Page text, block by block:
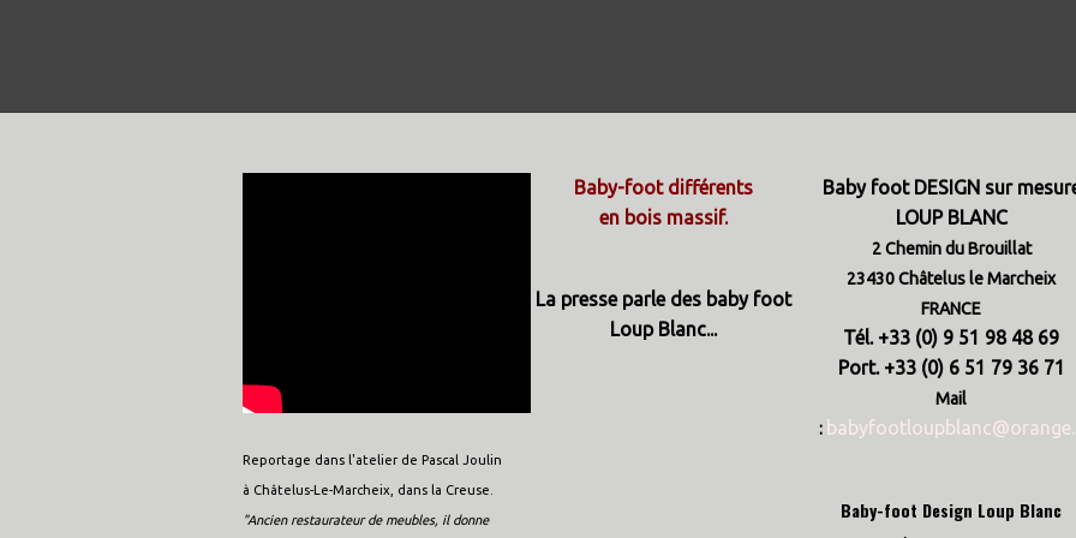
Reportage dans l'atelier de Pascal Joulin
à Châtelus-Le-Marcheix, dans la Creuse.
"Ancien restaurateur de meubles, il donne
Baby-foot différents
en bois massif.
La presse parle des baby foot
Loup Blanc...
Baby foot DESIGN sur
LOUP BLANC
2 Chemin du Brouillat
23430 Châtelus le Marcheix
FRANCE
Tél. +33 (0) 9 51 98 48 69
Port. +33 (0) 6 51 79 36 71
Mail
:
Baby-foot Design Loup Blanc